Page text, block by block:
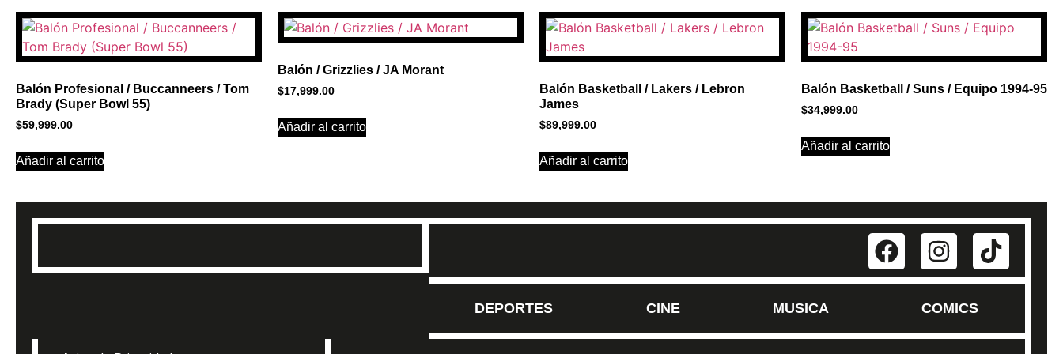
BANNER CON
PROMOCIONES 1
Balón Profesional / Buccanneers / Tom
Brady (Super Bowl 55)
$59,999.00
Añadir al carrito
Balón / Grizzlies / JA Morant
$17,999.00
Añadir al carrito
Balón Basketball / Lakers / Lebron
James
$89,999.00
Añadir al carrito
Balón Basketball / Suns / Equipo 1994-95
$34,999.00
Añadir al carrito
DEPORTES CINE MUSICA COMICS